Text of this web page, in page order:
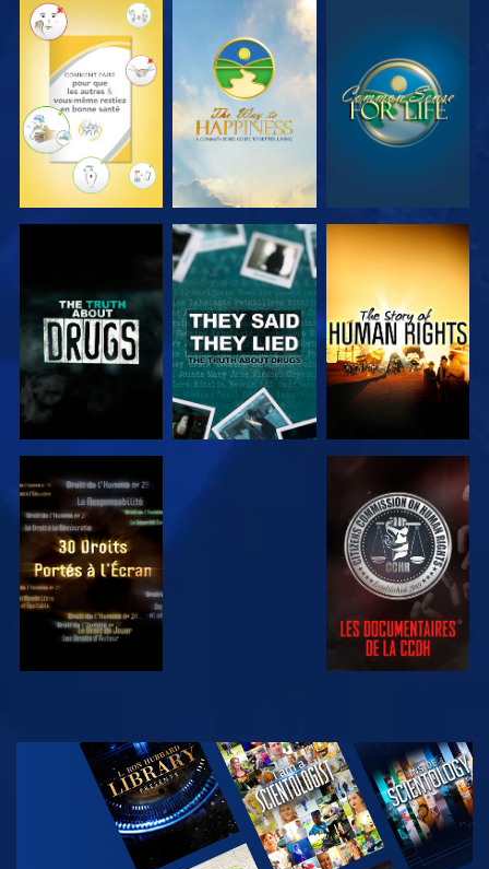
REGARDER REGARDER REGARDER
REGARDER REGARDER
REGARDER REGARDER
REGARDER
DÉCOUVRIR
LES SÉRIES